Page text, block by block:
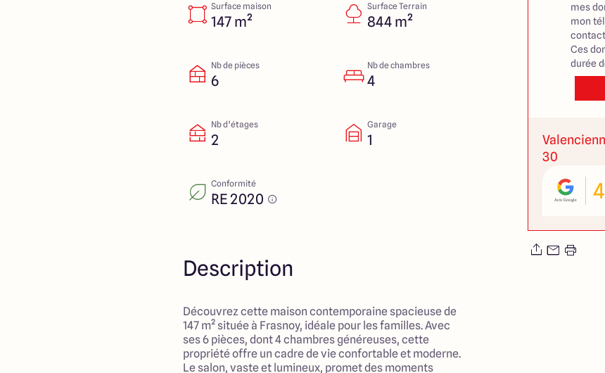
Surface maison
147 m²
Surface Terrain
844 m²
Nb de pièces
6
Nb de chambres
4
Nb d’étages
2
Garage
1
Conformité
RE 2020
Description
Découvrez cette maison contemporaine spacieuse de
147 m² située à Frasnoy, idéale pour les familles. Avec
ses 6 pièces, dont 4 chambres généreuses, cette
propriété offre un cadre de vie confortable et moderne.
Le salon, vaste et lumineux, promet des moments
mes
mon
Ces
durée
30